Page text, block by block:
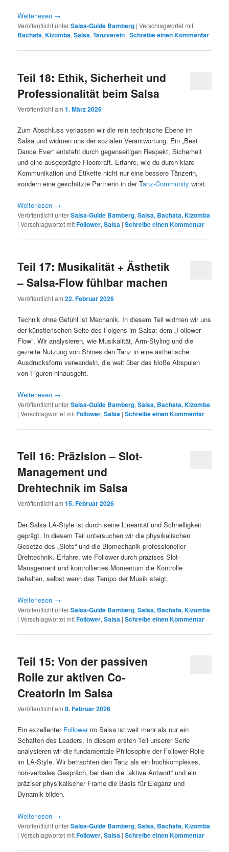
Weiterlesen →
Veröffentlicht unterSalsa-Guide Bamberg |Verschlagwortet mit
Bachata,Kizomba,Salsa,Tanzverein |Schreibe einen Kommentar
Teil 18: Ethik, Sicherheit und
Professionalität beim Salsa
Veröffentlicht am1. März 2026
Zum Abschluss verlassen wir die rein technische Ebene im
Salsa und widmen uns der sozialen Verantwortung. Ein „Best
Dance Ever“ entsteht durch gegenseitigen Respekt, Sicherheit
und eine ausgeprägte Floorcraft. Erfahre, wie du durch klare
Kommunikation und Etikette nicht nur eine bessere Tänzerin,
sondern eine geschätzte Partnerin in der Tanz-Communitywirst.
Weiterlesen →
Veröffentlicht unterSalsa-Guide Bamberg,Salsa, Bachata, Kizomba
|Verschlagwortet mitFollower,Salsa |Schreibe einen Kommentar
Teil 17: Musikalität + Ästhetik
– Salsa-Flow fühlbar machen
Veröffentlicht am22. Februar 2026
Technik ohne Gefühl ist Mechanik. In diesem Teil widmen wir uns
der künstlerischen Seite des Folgens im Salsa: dem „Follower-
Flow“. Wir analysieren, wie Musikalität, Arm-Styling und die
gezielte Nutzung von Shines den Tanz in eine ästhetische
Ausdrucksform verwandeln, die weit über das bloße Abspulen
von Figuren hinausgeht.
Weiterlesen →
Veröffentlicht unterSalsa-Guide Bamberg,Salsa, Bachata, Kizomba
|Verschlagwortet mitFollower,Salsa |Schreibe einen Kommentar
Teil 16: Präzision – Slot-
Management und
Drehtechnik im Salsa
Veröffentlicht am15. Februar 2026
Der Salsa LA-Style ist durch seine Linearität und Schnelligkeit
geprägt. In diesem Teil untersuchen wir die physikalischen
Gesetze des „Slots“ und die Biomechanik professioneller
Drehtechnik. Erfahre, wie Follower durch präzises Slot-
Management und kontrolliertes Momentum die Kontrolle
behalten, selbst wenn das Tempo der Musik steigt.
Weiterlesen →
Veröffentlicht unterSalsa-Guide Bamberg,Salsa, Bachata, Kizomba
|Verschlagwortet mitFollower,Salsa |Schreibe einen Kommentar
Teil 15: Von der passiven
Rolle zur aktiven Co-
Creatorin im Salsa
Veröffentlicht am8. Februar 2026
Ein exzellenter Followerim Salsa ist weit mehr als nur ein
Schatten des Leaders. In diesem ersten Teil unserer Serie
analysieren wir die fundamentale Philosophie der Follower-Rolle
im LA-Style. Wir betrachten den Tanz als ein hochkomplexes,
non-verbales Gespräch, bei dem die „aktive Antwort“ und ein
präziser physikalischer Frame die Basis für Eleganz und
Dynamik bilden.
Weiterlesen →
Veröffentlicht unterSalsa-Guide Bamberg,Salsa, Bachata, Kizomba
|Verschlagwortet mitFollower,Salsa |Schreibe einen Kommentar